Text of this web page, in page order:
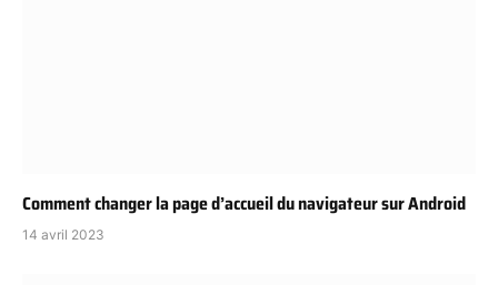
Comment changer la page d’accueil du navigateur sur Android
14 avril 2023